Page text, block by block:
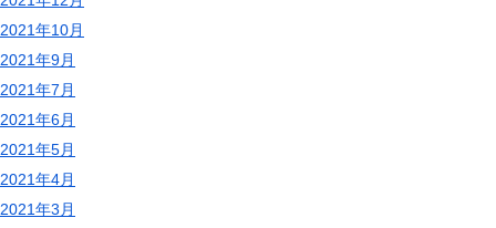
2021年10月
2021年9月
2021年7月
2021年6月
2021年5月
2021年4月
2021年3月